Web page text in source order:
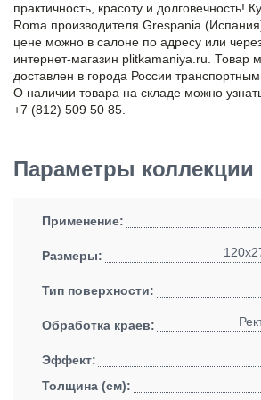
практичность, красоту и долговечность!
Roma производителя Grespania
цене можно в салоне по адресу или
интернет-магазин plitkamaniya.ru. Товар
доставлен в города России
О наличии товара на складе можно
+7 (812) 509 50 85.
Параметры коллекции
Применение:
Размеры:
Тип поверхности:
Обработка краев:
Эффект:
Толщина (см):